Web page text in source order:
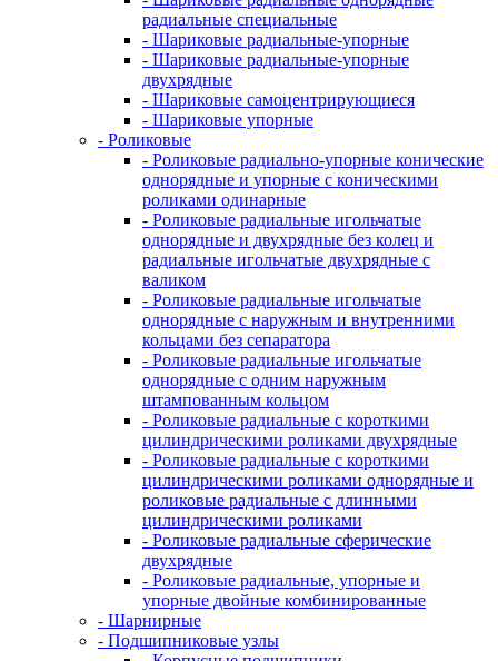
радиальные специальные
- Шариковые радиальные-упорные
- Шариковые радиальные-упорные
двухрядные
- Шариковые самоцентрирующиеся
- Шариковые упорные
- Роликовые
- Роликовые радиально-упорные конические
однорядные и упорные с коническими
роликами одинарные
- Роликовые радиальные игольчатые
однорядные и двухрядные без колец и
радиальные игольчатые двухрядные с
валиком
- Роликовые радиальные игольчатые
однорядные с наружным и внутренними
кольцами без сепаратора
- Роликовые радиальные игольчатые
однорядные с одним наружным
штампованным кольцом
- Роликовые радиальные с короткими
цилиндрическими роликами двухрядные
- Роликовые радиальные с короткими
цилиндрическими роликами однорядные и
роликовые радиальные с длинными
цилиндрическими роликами
- Роликовые радиальные сферические
двухрядные
- Роликовые радиальные, упорные и
упорные двойные комбинированные
- Шарнирные
- Подшипниковые узлы